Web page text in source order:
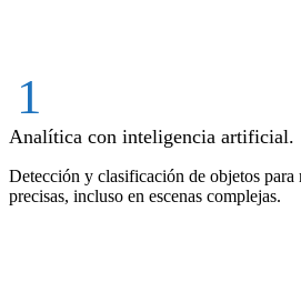
1
Analítica con inteligencia artificial.
Detección y clasificación de objetos para
precisas, incluso en escenas complejas.